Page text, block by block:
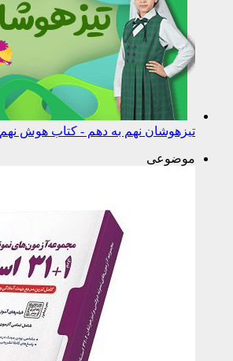
تیزهوشان نهم به دهم - کتاب هوش نهم
موضوعی